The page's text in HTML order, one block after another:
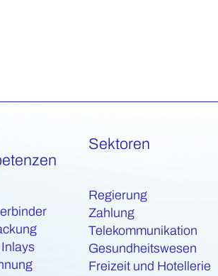
Sektoren
Regierung
Zahlung
Telekommunikation
Gesundheitswesen
Freizeit und Hotellerie